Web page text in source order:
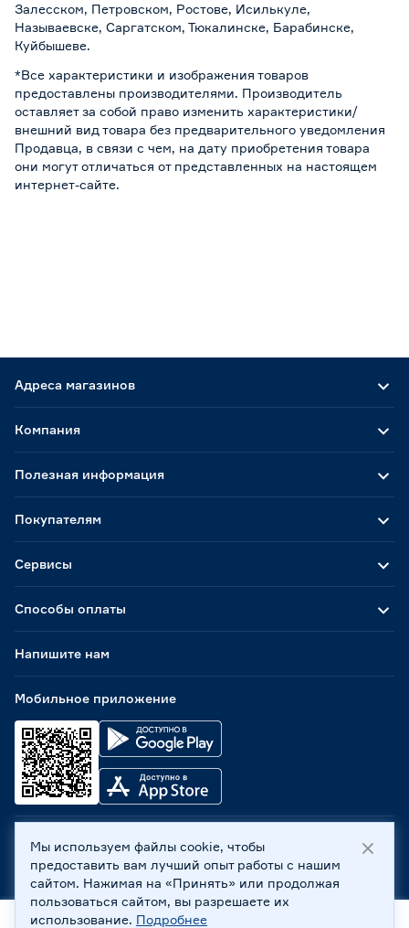
Залесском, Петровском, Ростове, Исилькуле,
Называевске, Саргатском, Тюкалинске, Барабинске,
Куйбышеве.
*Все характеристики и изображения товаров
предоставлены производителями. Производитель
оставляет за собой право изменить характеристики/
внешний вид товара без предварительного уведомления
Продавца, в связи с чем, на дату приобретения товара
они могут отличаться от представленных на настоящем
интернет-сайте.
Адреса магазинов
Способы оплаты
Мобильное приложение
Компания
Полезная информация
Покупателям
Сервисы
Напишите нам
ООО «Бауцентр Рус» 2004 -2026, 236029, г. Калининград,
ул. А.Невского, 205. ИНН 7702596813, КПП 390601001 ©
Все права защищены
Политика обработки персональных данных
Мы используем файлы cookie, чтобы
предоставить вам лучший опыт работы с нашим
сайтом. Нажимая на «Принять» или продолжая
пользоваться сайтом, вы разрешаете их
использование. Подробнее